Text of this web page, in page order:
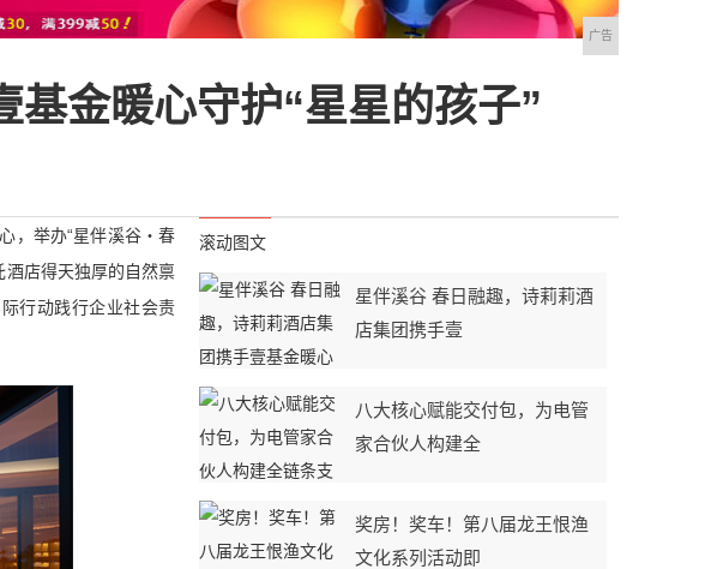
广告
金暖心守护“星星的孩子”
，举办“星伴溪谷・春
酒店得天独厚的自然禀
行动践行企业社会责
滚动图文
星伴溪谷 春日融趣，诗莉莉酒
店集团携手壹
八大核心赋能交付包，为电管
家合伙人构建全
奖房！奖车！第八届龙王恨渔
文化系列活动即